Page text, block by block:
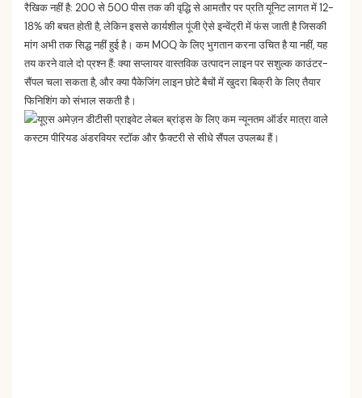
रैखिक नहीं है: 200 से 500 पीस तक की वृद्धि से आमतौर पर प्रति यूनिट लागत में 12-
18% की बचत होती है, लेकिन इससे कार्यशील पूंजी ऐसे इन्वेंट्री में फंस जाती है जिसकी
मांग अभी तक सिद्ध नहीं हुई है। कम MOQ के लिए भुगतान करना उचित है या नहीं, यह
तय करने वाले दो प्रश्न हैं: क्या सप्लायर वास्तविक उत्पादन लाइन पर सशुल्क काउंटर-
सैंपल चला सकता है, और क्या पैकेजिंग लाइन छोटे बैचों में खुदरा बिक्री के लिए तैयार
फिनिशिंग को संभाल सकती है।